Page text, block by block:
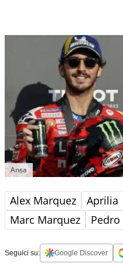
Ansa
Alex Marquez Aprilia
Marc Marquez
Pedro
Seguici su: Google Discover